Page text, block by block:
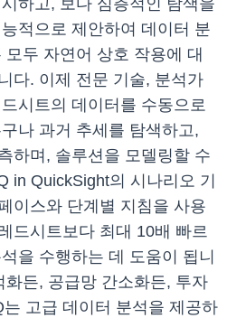
하고, 보다 심층적인 탐색을
적으로 제안하여 데이터 분
두 자연어 상호 작용에 대
다. 이제 전문 기술, 분석가
시트의 데이터를 수동으로
나 과거 추세를 탐색하고,
하며, 솔루션을 모델링할 수
in QuickSight의 시나리오 기
이스와 단계별 지침을 사용
드시트보다 최대 10배 빠르
을 수행하는 데 도움이 됩니
화든, 공급망 간소화든, 투자
고급 데이터 분석을 제공하